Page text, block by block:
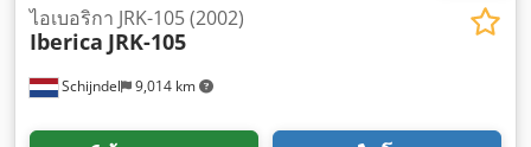
Schijndel 9,014 km
ไอเบอริกา JRK-105 (2002)
Iberica JRK-105